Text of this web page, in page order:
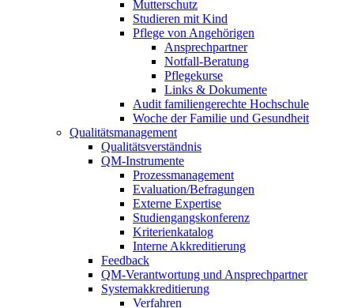
Mutterschutz
Studieren mit Kind
Pflege von Angehörigen
Ansprechpartner
Notfall-Beratung
Pflegekurse
Links & Dokumente
Audit familiengerechte Hochschule
Woche der Familie und Gesundheit
Qualitätsmanagement
Qualitätsverständnis
QM-Instrumente
Prozessmanagement
Evaluation/Befragungen
Externe Expertise
Studiengangskonferenz
Kriterienkatalog
Interne Akkreditierung
Feedback
QM-Verantwortung und Ansprechpartner
Systemakkreditierung
Verfahren